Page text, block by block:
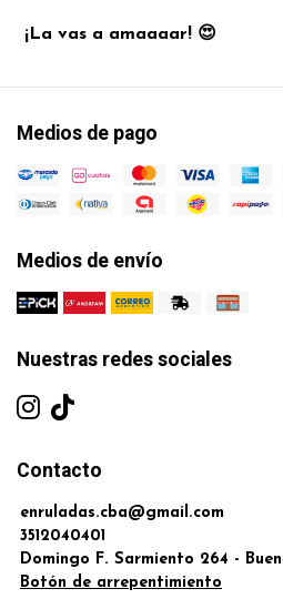
¡La vas a amaaaar! 😍
Medios de pago
Medios de envío
Nuestras redes sociales
Contacto
enruladas.cba@gmail.com
3512040401
Domingo F. Sarmiento 264 -
Botón de arrepentimiento